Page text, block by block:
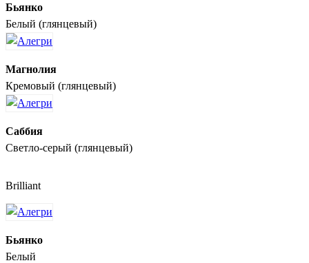
Бьянко
Белый (глянцевый)
Магнолия
Кремовый (глянцевый)
Саббия
Светло-серый (глянцевый)
Brilliant
Бьянко
Белый